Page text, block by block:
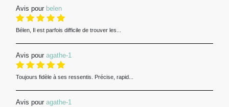
Avis pour belen
Bélen, Il est parfois difficile de trouver les...
Avis pour agathe-1
Toujours fidèle à ses ressentis. Précise, rapid...
Avis pour agathe-1